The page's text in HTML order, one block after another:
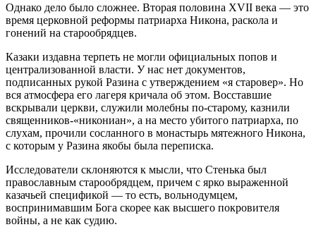
Однако дело было сложнее. Вторая половина XVII века — это
время церковной реформы патриарха Никона, раскола и
гонений на старообрядцев.
Казаки издавна терпеть не могли официальных попов и
централизованной власти. У нас нет документов,
подписанных рукой Разина с утверждением «я старовер». Но
вся атмосфера его лагеря кричала об этом. Восставшие
вскрывали церкви, служили молебны по-старому, казнили
священников-«никониан», а на место убитого патриарха, по
слухам, прочили сосланного в монастырь мятежного Никона,
с которым у Разина якобы была переписка.
Исследователи склоняются к мысли, что Стенька был
православным старообрядцем, причем с ярко выраженной
казачьей спецификой — то есть, вольнодумцем,
воспринимавшим Бога скорее как высшего покровителя
войны, а не как судию.